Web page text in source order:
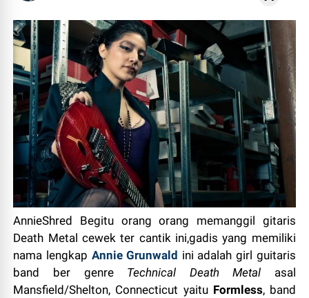
AnnieShred Begitu orang orang memanggil gitaris
Death Metal cewek ter cantik ini,gadis yang memiliki
nama lengkap AnnieGrunwald ini adalah girl guitaris
band ber genre Technical Death Metal
asal
Mansfield/Shelton, Connecticut yaitu Formless, band